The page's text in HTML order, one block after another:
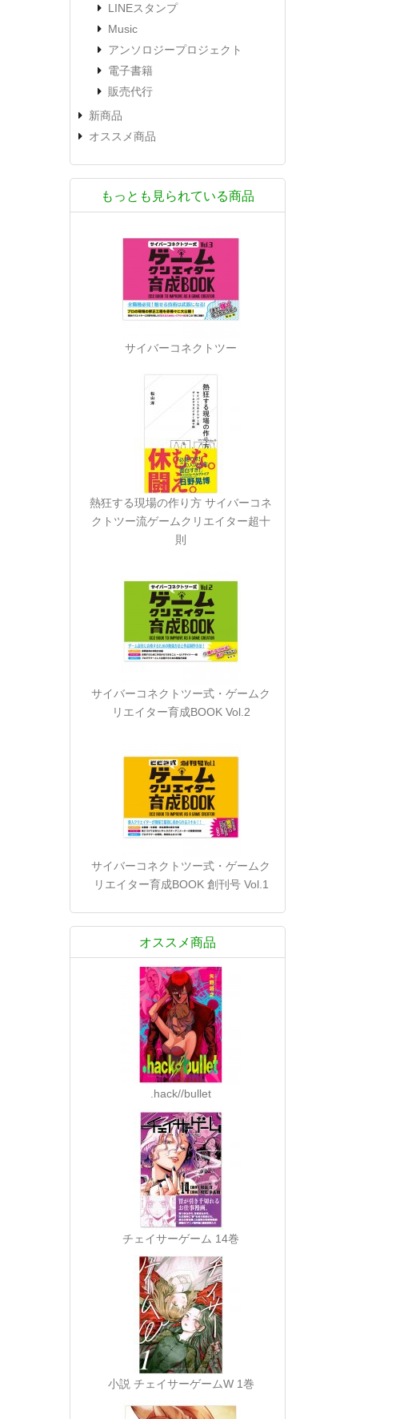
LINEスタンプ
Music
アンソロジープロジェクト
電子書籍
販売代行
新商品
オススメ商品
もっとも見られている商品
サイバーコネクトツー
熱狂する現場の作り方 サイバーコネ
クトツー流ゲームクリエイター超十
則
サイバーコネクトツー式・ゲームク
リエイター育成BOOK Vol.2
サイバーコネクトツー式・ゲームク
リエイター育成BOOK 創刊号 Vol.1
オススメ商品
.hack//bullet
チェイサーゲーム 14巻
小説 チェイサーゲームW 1巻